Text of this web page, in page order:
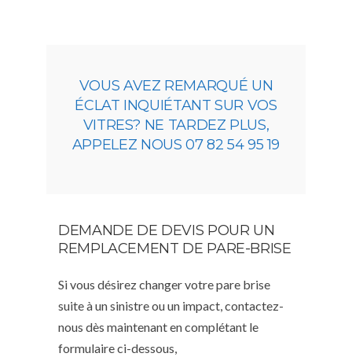
VOUS AVEZ REMARQUÉ UN
ÉCLAT INQUIÉTANT SUR VOS
VITRES? NE TARDEZ PLUS,
APPELEZ NOUS 07 82 54 95 19
DEMANDE DE DEVIS POUR UN
REMPLACEMENT DE PARE-BRISE
Si vous désirez changer votre pare brise
suite à un sinistre ou un impact, contactez-
nous dès maintenant en complétant le
formulaire ci-dessous,